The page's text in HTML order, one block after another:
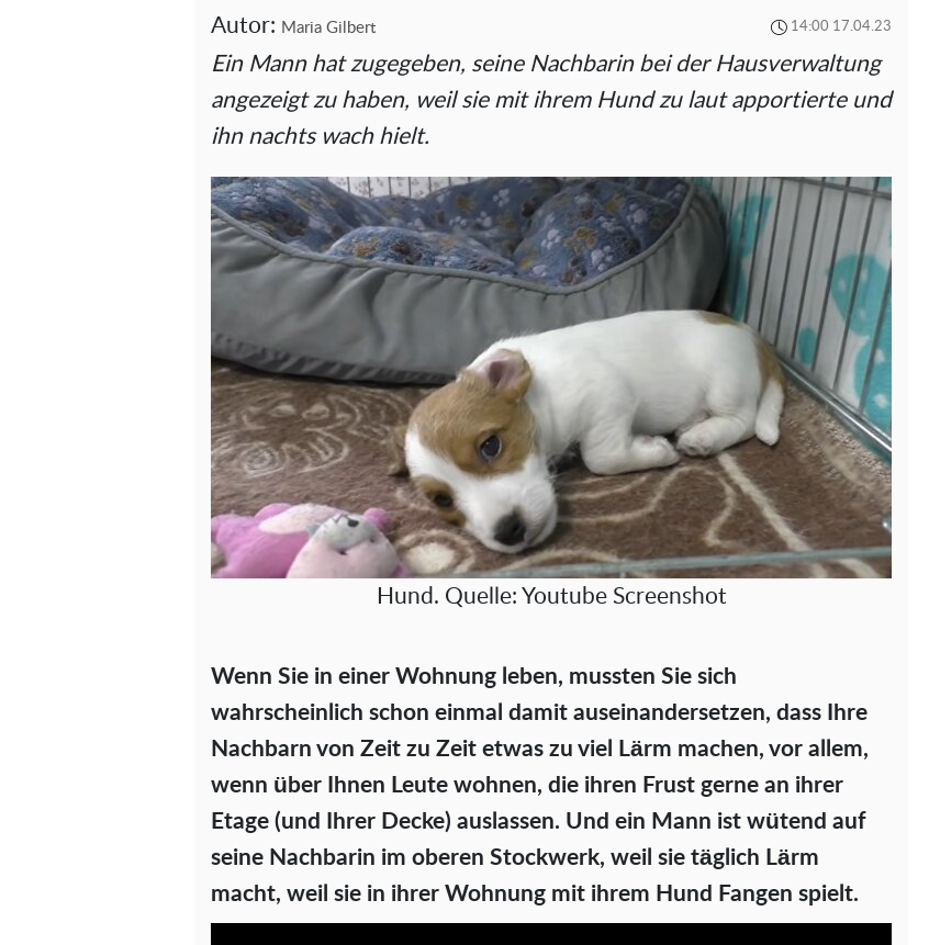
Autor: Maria Gilbert 14:00 17.04.23
Ein Mann hat zugegeben, seine Nachbarin bei der Hausverwaltung
angezeigt zu haben, weil sie mit ihrem Hund zu laut apportierte und
ihn nachts wach hielt.
Hund. Quelle: Youtube Screenshot
Wenn Sie in einer Wohnung leben, mussten Sie sich
wahrscheinlich schon einmal damit auseinandersetzen, dass Ihre
Nachbarn von Zeit zu Zeit etwas zu viel Lärm machen, vor allem,
wenn über Ihnen Leute wohnen, die ihren Frust gerne an ihrer
Etage (und Ihrer Decke) auslassen. Und ein Mann ist wütend auf
seine Nachbarin im oberen Stockwerk, weil sie täglich Lärm
macht, weil sie in ihrer Wohnung mit ihrem Hund Fangen spielt.